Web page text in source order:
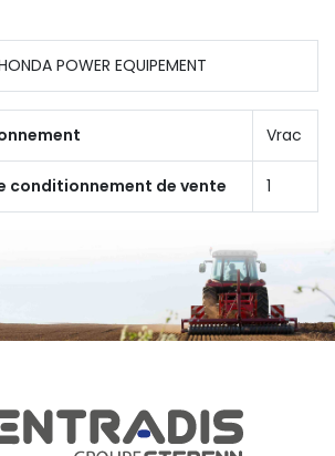
POWER EQUIPEMENT
Vrac
conditionnement de vente 1